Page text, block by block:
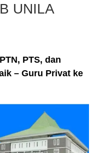
UNILA
PTS, dan
– Guru Privat ke